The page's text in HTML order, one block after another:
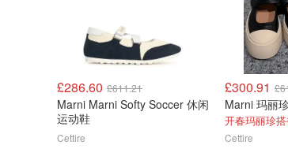
£286.60 £611.21
Marni Marni Softy Soccer 休闲
运动鞋
Cettire
£300.91
Marni 玛丽
开春玛丽珍
Cettire